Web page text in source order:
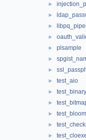
►
►
►
►
► plsample
►
►
► test_aio
►
►
►
►
►